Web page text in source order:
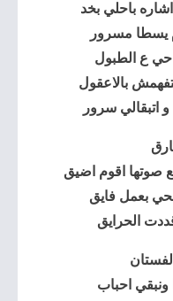
باحلي بخد
يسطا مسرور
حي ع الطبول
بالاعقول
سرور
صوتها اقوم اضيق
بعمل فايق
الحرايق
احباب